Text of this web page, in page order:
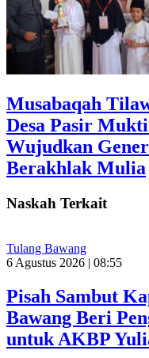
Musabaqah
Desa Pasir
Wujudkan
Berakhlak Mulia
Naskah Terkait
Tulang Bawang
6 Agustus 2026 | 08:55
Pisah Sambut
Bawang Beri
untuk AKBP